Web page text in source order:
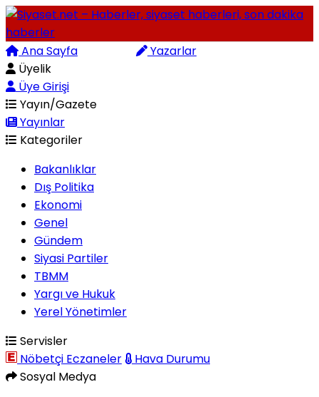
Ana Sayfa
Yazarlar
Üyelik
Üye Girişi
Yayın/Gazete
Yayınlar
Kategoriler
Bakanlıklar
Dış Politika
Ekonomi
Genel
Gündem
Siyasi Partiler
TBMM
Yargı ve Hukuk
Yerel Yönetimler
Servisler
Nöbetçi Eczaneler
Hava Durumu
Sosyal Medya